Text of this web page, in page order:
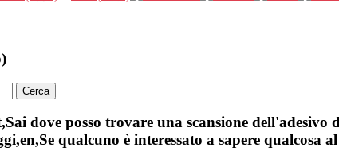
dove posso trovare una scansione
qualcuno è interessato a sapere qualcosa